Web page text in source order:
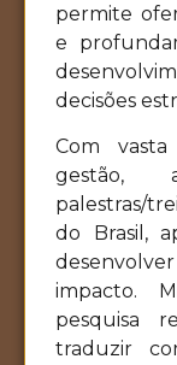
permite
e
decisões
Com
gestão,
palestras/
do Brasil,
impacto.
pesquisa
traduzir